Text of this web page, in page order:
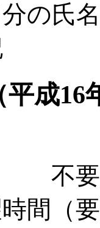
名、
成16
要
（